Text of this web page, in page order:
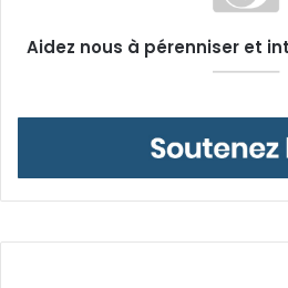
Aidez nous à pérenniser et